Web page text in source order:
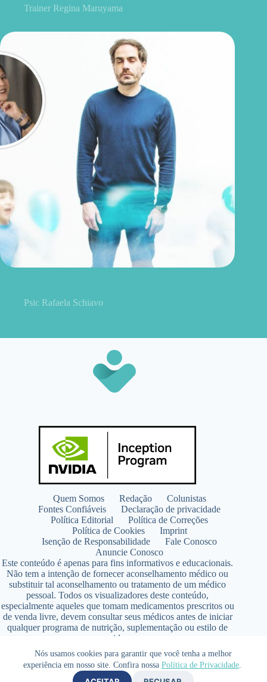
Nós usamos cookies para garantir que você tenha a melhor
experiência em nosso site. Confira nossa Política de Privacidade.
Trainer Regina Maruyama
Psic Rafaela Schiavo
Quem Somos Redação
Colunistas
Fontes Confiáveis
Declaração de privacidade
Política Editorial
Política de Correções
Política de Cookies
Imprint
Isenção de Responsabilidade
Fale Conosco
Anuncie Conosco
Este conteúdo é apenas para fins informativos e educacionais.
Não tem a intenção de fornecer aconselhamento médico ou
substituir tal aconselhamento ou tratamento de um médico
pessoal. Todos os visualizadores deste conteúdo,
especialmente aqueles que tomam medicamentos prescritos ou
de venda livre, devem consultar seus médicos antes de iniciar
qualquer programa de nutrição, suplementação ou estilo de
vida.
Copyright © 2026 - SaúdeLAB.com pertence ao grupo
VKCF Soluções Digitais Ltda - CNPJ n° 43.726.917/0001-80
- Contato +55 (65) 99813- 4203 - Responsável Técnica: